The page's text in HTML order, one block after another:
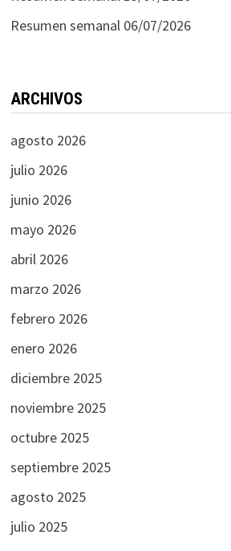
Resumen semanal 06/07/2026
ARCHIVOS
agosto 2026
julio 2026
junio 2026
mayo 2026
abril 2026
marzo 2026
febrero 2026
enero 2026
diciembre 2025
noviembre 2025
octubre 2025
septiembre 2025
agosto 2025
julio 2025